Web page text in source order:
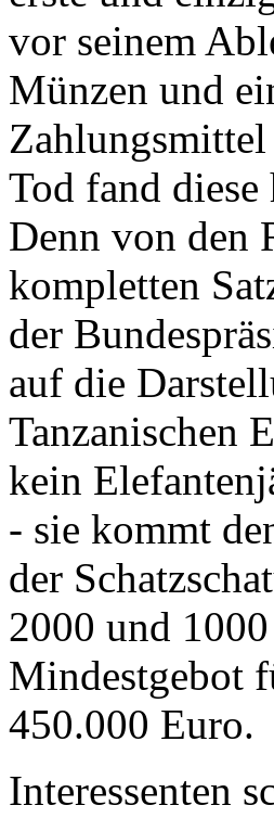
vor seinem
Münzen und
Tod fand
Denn von den
kompletten
der
auf die
Tanzanischen
kein
- sie kommt
der
2000 und
Mindestgebot
450.000 Euro.
Interessenten